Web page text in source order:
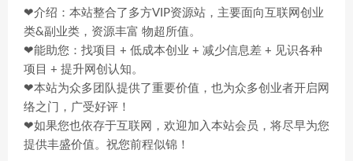
❤介绍：本站整合了多方VIP资源站，主要面向互联网创业
类&副业类，资源丰富 物超所值。
❤能助您：找项目 + 低成本创业 + 减少信息差 + 见识各种
项目 + 提升网创认知。
❤本站为众多团队提供了重要价值，也为众多创业者开启网
络之门，广受好评！
❤如果您也依存于互联网，欢迎加入本站会员，将尽早为您
提供丰盛价值。祝您前程似锦！